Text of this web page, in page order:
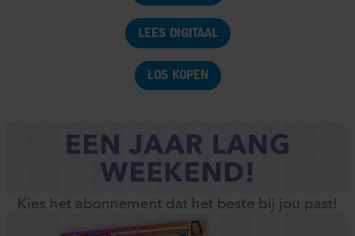
LEES DIGITAAL
LOS KOPEN